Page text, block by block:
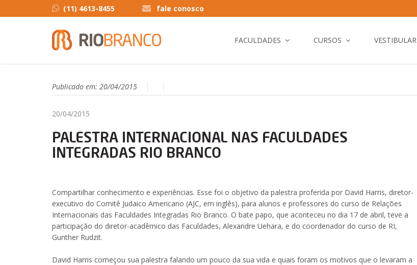
(11) 4613-8455 fale conosco
FACULDADES CURSOS VESTIBULAR
Publicado em: 20/04/2015
20/04/2015
PALESTRA INTERNACIONAL NAS FACULDADES
INTEGRADAS RIO BRANCO
Compartilhar conhecimento e experiências. Esse foi o objetivo da palestra proferida por David Harris, diretor-
executivo do Comitê Judaico Americano (AJC, em inglês), para alunos e professores do curso de Relações
Internacionais das Faculdades Integradas Rio Branco. O bate papo, que aconteceu no dia 17 de abril, teve a
participação do diretor-acadêmico das Faculdades, Alexandre Uehara, e do coordenador do curso de RI,
Gunther Rudzit.
David Harris começou sua palestra falando um pouco da sua vida e quais foram os motivos que o levaram a